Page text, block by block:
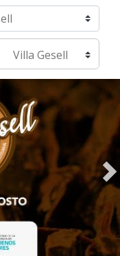
una localidad